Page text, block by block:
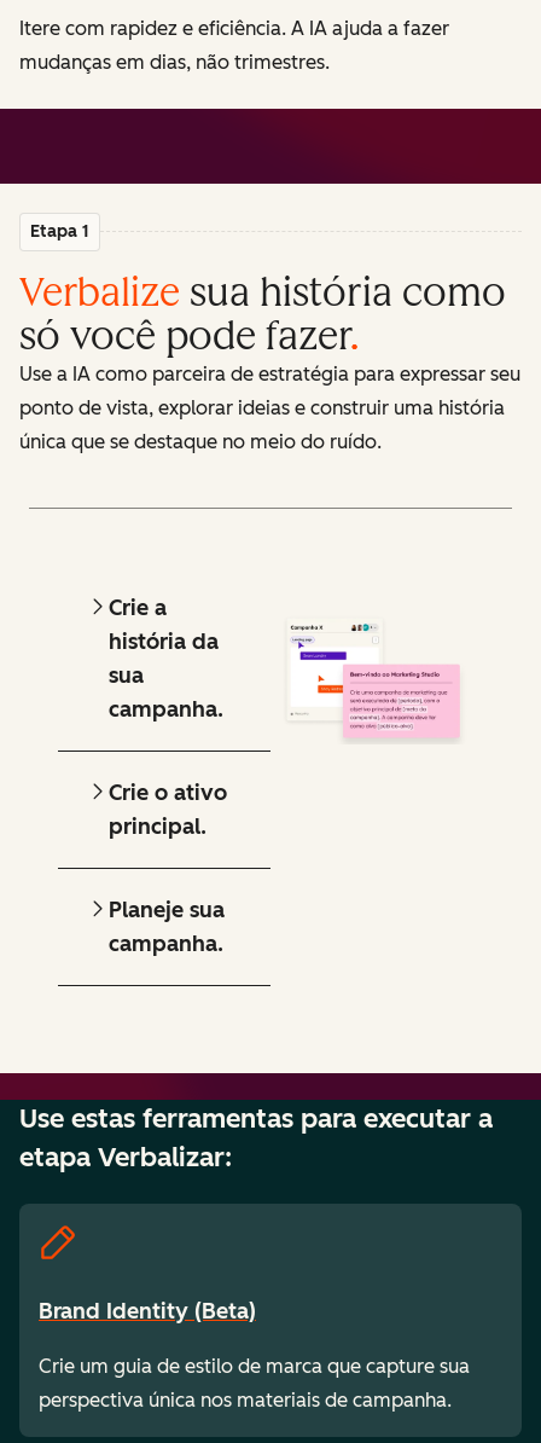
Itere com rapidez e eficiência. A IA ajuda a fazer
mudanças em dias, não trimestres.
Etapa 1
Verbalize sua história como
só você pode fazer.
Use a IA como parceira de estratégia para expressar seu
ponto de vista, explorar ideias e construir uma história
única que se destaque no meio do ruído.
Crie a
história da
sua
campanha.
Crie o ativo
principal.
Planeje sua
campanha.
Use estas ferramentas para executar a
etapa Verbalizar:
Brand Identity (Beta)
Crie um guia de estilo de marca que capture sua
perspectiva única nos materiais de campanha.